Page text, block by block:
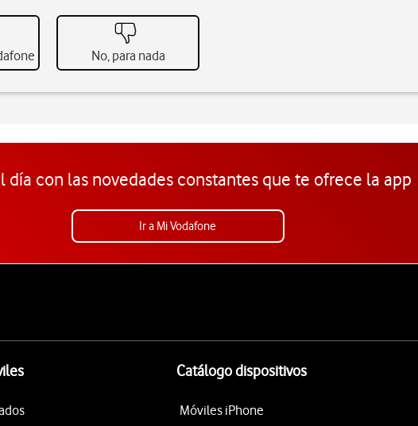
No, para nada
día con las novedades constantes que te ofrece la app
Ir a Mi Vodafone
Catálogo dispositivos
Móviles iPhone